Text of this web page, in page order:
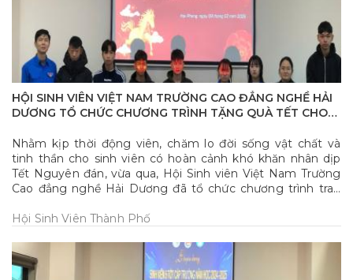
HỘI SINH VIÊN VIỆT NAM TRƯỜNG CAO ĐẲNG NGHỀ HẢI
DƯƠNG TỔ CHỨC CHƯƠNG TRÌNH TẶNG QUÀ TẾT CHO
Nhằm kịp thời động viên, chăm lo đời sống vật chất và
tinh thần cho sinh viên có hoàn cảnh khó khăn nhân dịp
Tết Nguyên đán, vừa qua, Hội Sinh viên Việt Nam Trường
Cao đẳng nghề Hải Dương đã tổ chức chương trình trao
2025 – 2026.
Hội Sinh Viên Thành Phố